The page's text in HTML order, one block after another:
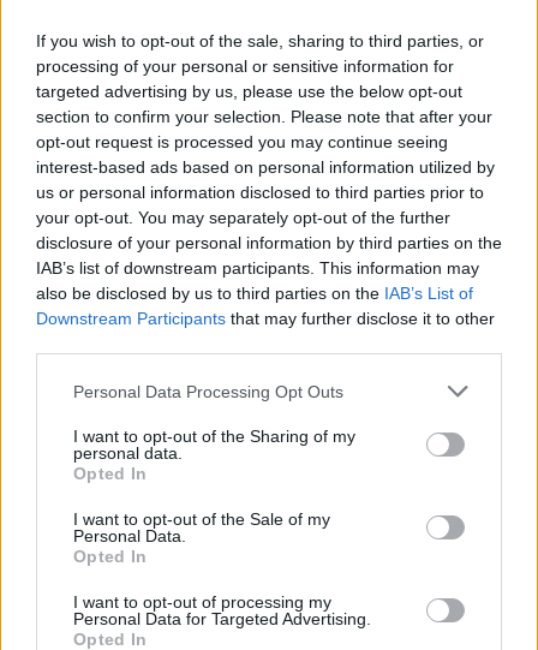
If you wish to opt-out of the sale, sharing to third parties, or
processing of your personal or sensitive information for
targeted advertising by us, please use the below opt-out
section to confirm your selection. Please note that after your
opt-out request is processed you may continue seeing
interest-based ads based on personal information utilized by
us or personal information disclosed to third parties prior to
your opt-out. You may separately opt-out of the further
disclosure of your personal information by third parties on the
IAB’s list of downstream participants. This information may
also be disclosed by us to third parties on the IAB’s List of
Downstream Participants that may further disclose it to other
Personal Data Processing Opt Outs
I want to opt-out of the Sharing of my
personal data.
Opted In
I want to opt-out of the Sale of my
Personal Data.
Opted In
I want to opt-out of processing my
Personal Data for Targeted Advertising.
Opted In
que vertebre esta zona en lugar del sistema actual con
líneas que solo atienden a los sectores periféricos.
En el caso del nuevo polígono, "piden algo aún más
básico, ya que no disponen de ningún medio de transporte
público para que tanto ellos como sus trabajadores y los
clientes lleguen hasta allí". La concejal ha destacado que
su partido propuso que, hasta que exista una solución
definitiva, la línea que cubre el trayecto con el barrio de
Las Infantas circule por algunos puntos de esta zona, algo
que "no cuesta nada". "En lugar de ello, el PP ha optado
por el inmovilismo y los empresarios siguen como hasta
ahora", ha concluido.